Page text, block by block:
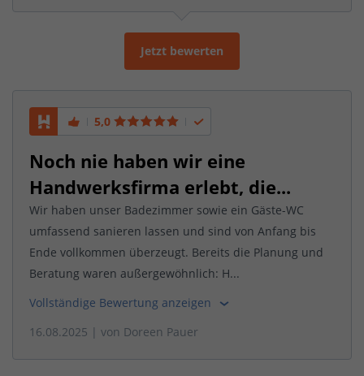
Jetzt bewerten
5,0
Noch nie haben wir eine
Handwerksfirma erlebt, die...
Wir haben unser Badezimmer sowie ein Gäste-WC
umfassend sanieren lassen und sind von Anfang bis
Ende vollkommen überzeugt. Bereits die Planung und
Beratung waren außergewöhnlich: H...
Vollständige Bewertung anzeigen
16.08.2025 | von Doreen Pauer